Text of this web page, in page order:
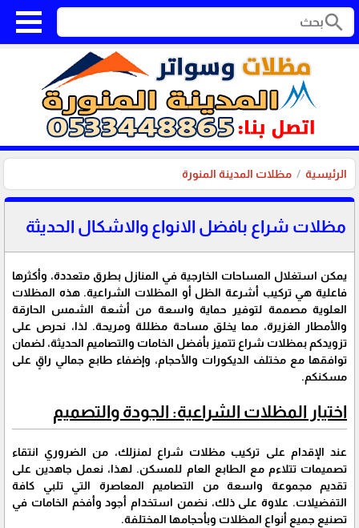
search
الرئيسية مظلات المدينة المنورة
مظلات شراع بافضل الانواع والاشكال الحديثة
يمكن استغلال المساحات الخارجية في المنازل بطرق متعددة، وأكثرها
فاعلية هي تركيب أشرعة الظل أو المظلات الشراعية. هذه المظلات
العلوية مصممة لتوفير حماية واسعة من أشعة الشمس الحارقة
والأمطار الغزيرة، مما يخلق مساحة مظللة ومريحة. لذا، نحرص على
تزويدكم بمظلات شراع تتميز بأفضل الخامات والتصاميم الحديثة، لضمان
توافقها مع مختلف الديكورات والأحجام، وإضفاء طابع جمالي راقٍ على
مسكنكم.
اختيار المظلات الشراعية: الجودة والتصميم
عند الإقدام على تركيب مظلات شراع لمنزلك، من الضروري انتقاء
تصميمات تتلاءم مع الطابع العام للمسكن. لهذا، نعمل جاهدين على
تقديم مجموعة واسعة من التصاميم المعاصرة التي تلبي كافة
التفضيلات. علاوة على ذلك، نضمن استخدام أجود وأفخم الخامات في
تصنيع جميع أنواع المظلات وبأحجامها المختلفة.